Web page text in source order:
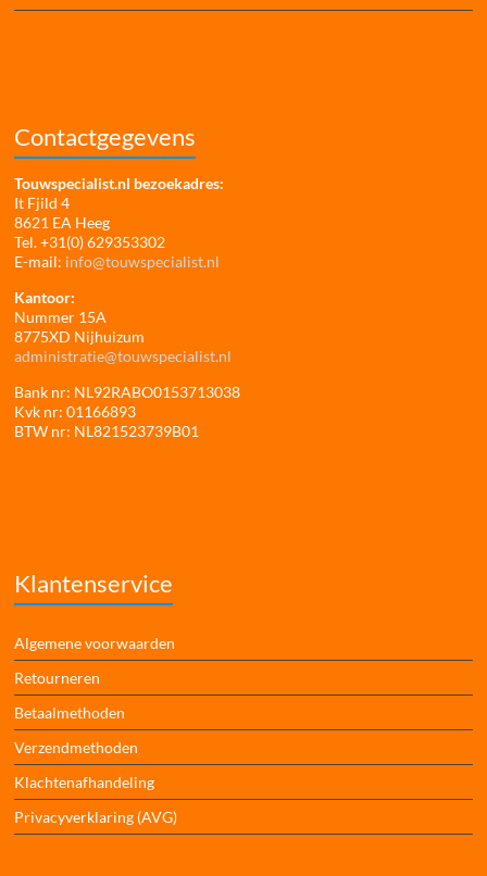
Contactgegevens
Touwspecialist.nl bezoekadres:
It Fjild 4
8621 EA Heeg
Tel. +31(0) 629353302
E-mail: info@touwspecialist.nl
Kantoor:
Nummer 15A
8775XD Nijhuizum
administratie@touwspecialist.nl
Bank nr: NL92RABO0153713038
Kvk nr: 01166893
BTW nr: NL821523739B01
Klantenservice
Algemene voorwaarden
Retourneren
Betaalmethoden
Verzendmethoden
Klachtenafhandeling
Privacyverklaring (AVG)